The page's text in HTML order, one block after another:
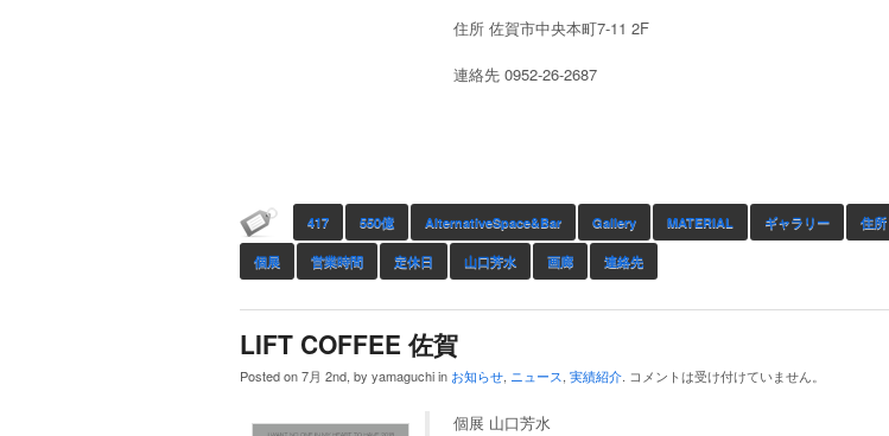
住所 佐賀市中央本町7-11 2F
連絡先 0952-26-2687
417 550億 AlternativeSpace&Bar Gallery MATERIAL ギャラリー 住所
個展 営業時間 定休日 山口芳水 画廊 連絡先
LIFT COFFEE 佐賀
Posted on 7月 2nd, by yamaguchi in お知らせ, ニュース, 実績紹介. コメントは受け付けていません。
個展 山口芳水